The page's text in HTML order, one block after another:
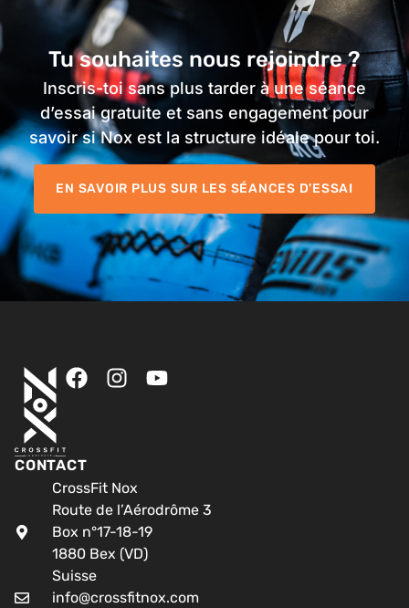
Tu souhaites nous rejoindre ?
Inscris-toi sans plus tarder à une séance
d’essai gratuite et sans engagement pour
savoir si Nox est la structure idéale pour toi.
EN SAVOIR PLUS SUR LES SÉANCES D'ESSAI
CONTACT
CrossFit Nox
Route de l’Aérodrôme 3
Box n°17-18-19
1880 Bex (VD)
Suisse
info@crossfitnox.com